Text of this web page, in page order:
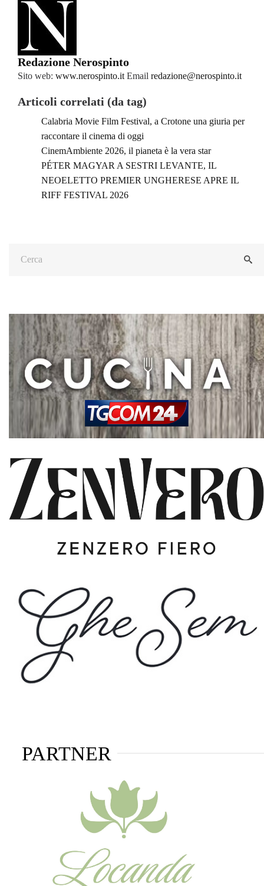
Redazione Nerospinto
Sito web: www.nerospinto.it Email redazione@nerospinto.it
Articoli correlati (da tag)
Calabria Movie Film Festival, a Crotone una giuria per
raccontare il cinema di oggi
CinemAmbiente 2026, il pianeta è la vera star
PÉTER MAGYAR A SESTRI LEVANTE, IL
NEOELETTO PREMIER UNGHERESE APRE IL
RIFF FESTIVAL 2026
PARTNER